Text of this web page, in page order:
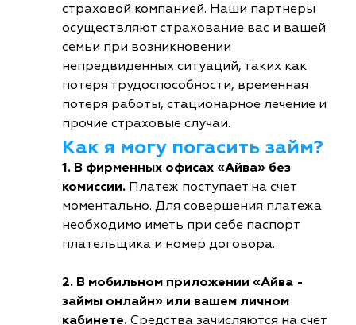
страховой компанией. Наши партнеры
осуществляют страхование вас и вашей
семьи при возникновении
непредвиденных ситуаций, таких как
потеря трудоспособности, временная
потеря работы, стационарное лечение и
прочие страховые случаи.
Как я могу погасить займ?
1. В фирменных офисах «Айва» без
комиссии. Платеж поступает на счет
моментально. Для совершения платежа
необходимо иметь при себе паспорт
плательщика и номер договора.
2. В мобильном приложении «Айва -
займы онлайн» или вашем личном
кабинете. Средства зачисляются на счет